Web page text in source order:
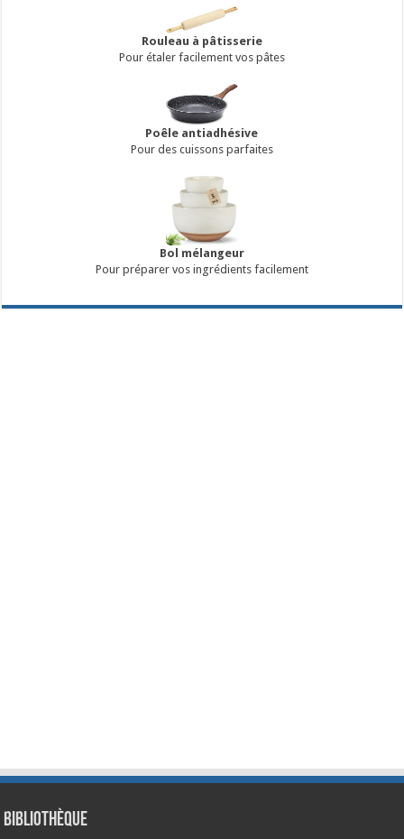
Rouleau à pâtisserie
Pour étaler facilement vos pâtes
Poêle antiadhésive
Pour des cuissons parfaites
Bol mélangeur
Pour préparer vos ingrédients facilement
Bibliothèque